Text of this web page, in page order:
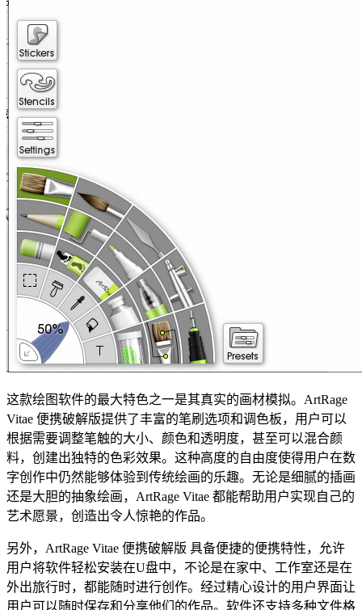
这款绘图软件的最大特色之一是其真实的画材模拟。ArtRage
Vitae 便携破解版提供了丰富的笔刷选项和调色板，用户可以
根据需要调整笔触的大小、颜色和透明度，甚至可以混合颜
料，创建出独特的色彩效果。这种高度的自由度使得用户在数
字创作中仍然能够体验到传统绘画的乐趣。无论是细腻的插画
还是大胆的抽象绘画，ArtRage Vitae 都能帮助用户实现自己的
艺术愿景，创造出令人惊艳的作品。
另外，ArtRage Vitae 便携破解版 具备便捷的便携特性，允许
用户将软件轻松安装在U盘中，不论是在家中、工作室还是在
外出旅行时，都能随时进行创作。经过精心设计的用户界面让
用户可以随时保存和分享他们的作品。软件还支持多种文件格